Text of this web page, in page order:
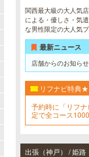
関西最大級の大人気
による・優しさ・気
な男性限定の大人気
最新ニュース
店舗からのお知らせ
リフナビ特典
予約時に「リフ
定で全コース
出張（神戸） / 姫